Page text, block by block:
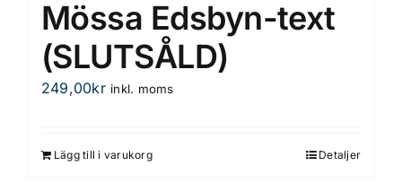
Mössa Edsbyn-text
(SLUTSÅLD)
249,00kr inkl. moms
Lägg till i varukorg Detaljer